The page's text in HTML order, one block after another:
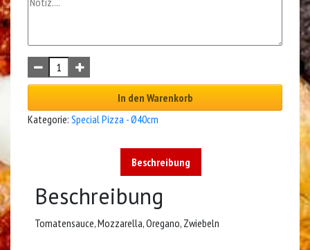
In den Warenkorb
Kategorie: Special Pizza - Ø40cm
Beschreibung
Beschreibung
Tomatensauce, Mozzarella, Oregano, Zwiebeln